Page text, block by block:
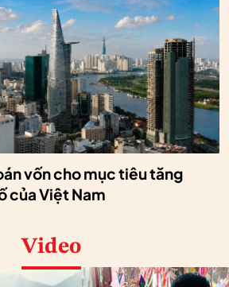
vốn cho mục tiêu tăng
của Việt Nam
Video